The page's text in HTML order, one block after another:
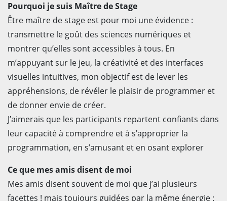
Pourquoi je suis Maître de Stage
Être maître de stage est pour moi une évidence :
transmettre le goût des sciences numériques et
montrer qu’elles sont accessibles à tous. En
m’appuyant sur le jeu, la créativité et des interfaces
visuelles intuitives, mon objectif est de lever les
appréhensions, de révéler le plaisir de programmer et
de donner envie de créer.
J’aimerais que les participants repartent confiants dans
leur capacité à comprendre et à s’approprier la
programmation, en s’amusant et en osant explorer
Ce que mes amis disent de moi
Mes amis disent souvent de moi que j’ai plusieurs
facettes ! mais toujours guidées par la même énergie :